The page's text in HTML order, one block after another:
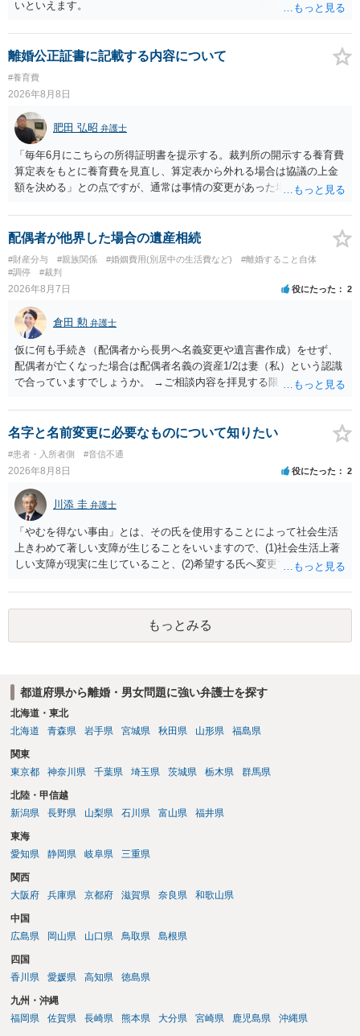
いといえます。
離婚公正証書に記載する内容について
#養育費
2026年8月8日
肥田 弘昭 弁護士
「毎年6月にこちらの所得証明書を提示する。裁判所の開示する養育費
算定表をもとに養育費を見直し、算定表から外れる場合は協議の上金
額を決める」との点ですが、通常は事情の変更があった場合に変更し
来なかった事情の変更により双方協議の上増減出来る」と「通知義務
に勤務先」が含まれているので、私に収入が入った事は相手に通知が
行く事になり、上記のような文言が無くても養育費の見直しは適宜出
来るかと思うのですが違うのでしょうか？との点はそのとおりかと思
います。養育費は事情の変更があった場合に変更するので毎年見直す
配偶者が他界した場合の遺産相続
#財産分与 #親族関係 #婚姻費用(別居中の生活費など)
#離婚すること自体
#調停
#裁判
2026年8月7日 役にたった 2
倉田 勲 弁護士
仮に何も手続き（配偶者から長男へ名義変更や遺言書作成）をせず、
配偶者が亡くなった場合は配偶者名義の資産1/2は妻（私）という認識
で合っていますでしょうか。 →ご相談内容を拝見する限りでは、その
完全に所有する場合は、他の相続人に対して自宅の評価額の１/２の代
償金の支払いが必要になります。
名字と名前変更に必要なものについて知りたい
#患者・入所者側 #音信不通
2026年8月8日 役にたった 2
川添 圭 弁護士
「やむを得ない事由」とは、その氏を使用することによって社会生活
上きわめて著しい支障が生じることをいいますので、(1)社会生活上著
しい支障が現実に生じていること、(2)希望する氏へ変更できればその
できるかどうかがポイントです。 記録中に現れた一切の事情が判断対
象ですので、上記(1)と(2)を説明できる資料は全て（ただし理路整然
に）提出することが必要になります。「フラッシュバック」とのこと
なので、例えば、医学上確立されているPTSDの診断基準に合致した説
護士へ依頼しても苦労することが強く予想されるところです。、もし
本人申立てをお考えであれば、医学知識はもちろん法律知識も要求さ
れますので、性急な申立てをせず、知識と資料をしっかりと揃えて、
もっとみる
都道府県から離婚・男女問題に強い弁護士を探す
北海道・東北
北海道
青森県 岩手県 宮城県 秋田県 山形県 福島県
関東
東京都
神奈川県 千葉県 埼玉県 茨城県 栃木県 群馬県
北陸・甲信越
新潟県
長野県 山梨県 石川県 富山県 福井県
東海
愛知県
静岡県 岐阜県 三重県
関西
大阪府
兵庫県 京都府 滋賀県 奈良県 和歌山県
中国
広島県
岡山県 山口県 鳥取県 島根県
四国
香川県
愛媛県 高知県 徳島県
九州・沖縄
福岡県
佐賀県 長崎県 熊本県 大分県 宮崎県 鹿児島県 沖縄県